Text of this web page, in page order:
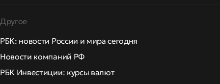
Другое
РБК: новости России и мира сегодня
Новости компаний РФ
РБК Инвестиции: курсы валют